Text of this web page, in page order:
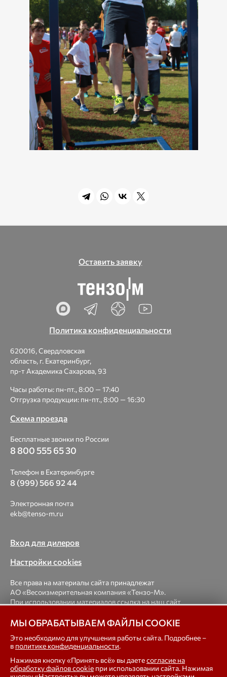
Оставить заявку
Политика конфиденциальности
620016, Свердловская
область, г. Екатеринбург,
пр-т Академика Сахарова, 93
Часы работы: пн-пт., 8:00 — 17:40
Отгрузка продукции: пн-пт., 8:00 — 16:30
Схема проезда
Бесплатные звонки по России
8 800 555 65 30
Телефон в Екатеринбурге
8 (999) 566 92 44
Электронная почта
ekb@tenso-m.ru
Вход для дилеров
Настройки cookies
Все права на материалы сайта принадлежат
АО «Весоизмерительная компания «Тензо-М».
При использовании материалов ссылка на наш сайт
© 1998-2026 Весоизмерительная компания «Тензо-М» —
платформенные, крановые, вагонные, бункерные,
автомобильные весы, весовые дозаторы для фасовки,
тензодатчики
МЫ ОБРАБАТЫВАЕМ ФАЙЛЫ COOKIE
Это необходимо для улучшения работы сайта. Подробнее –
в политике конфиденциальности.
Нажимая кнопку «Принять всё» вы даетесогласие на
обработку файлов cookie при использовании сайта. Нажимая